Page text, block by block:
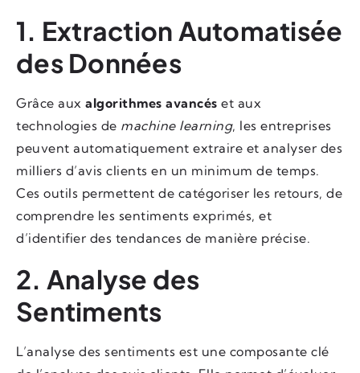
1. Extraction Automatisée
des Données
Grâce aux algorithmes avancés et aux
technologies de machine learning, les entreprises
peuvent automatiquement extraire et analyser des
milliers d’avis clients en un minimum de temps.
Ces outils permettent de catégoriser les retours, de
comprendre les sentiments exprimés, et
d’identifier des tendances de manière précise.
2. Analyse des
Sentiments
L’analyse des sentiments est une composante clé